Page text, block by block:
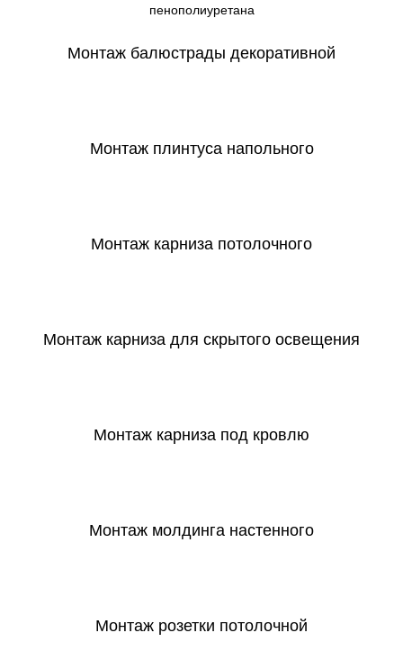
пенополиуретана
Монтаж балюстрады декоративной
Монтаж плинтуса напольного
Монтаж карниза потолочного
Монтаж карниза для скрытого освещения
Монтаж карниза под кровлю
Монтаж молдинга настенного
Монтаж розетки потолочной